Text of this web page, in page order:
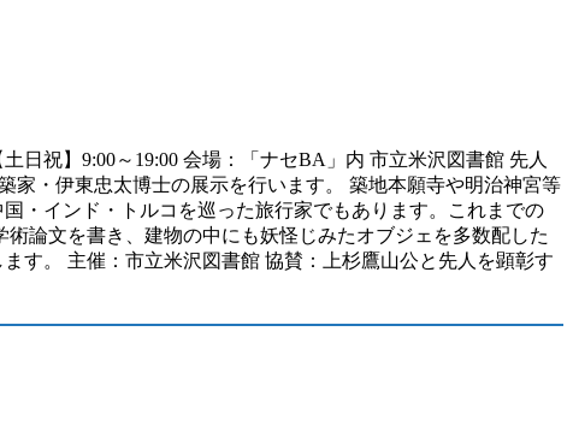
祝】9:00～19:00 会場：「ナセBA」内 市立米沢図書館 先人
家・伊東忠太博士の展示を行います。 築地本願寺や明治神宮等
・インド・トルコを巡った旅行家でもあります。これまでの
論文を書き、建物の中にも妖怪じみたオブジェを多数配した
す。 主催：市立米沢図書館 協賛：上杉鷹山公と先人を顕彰す